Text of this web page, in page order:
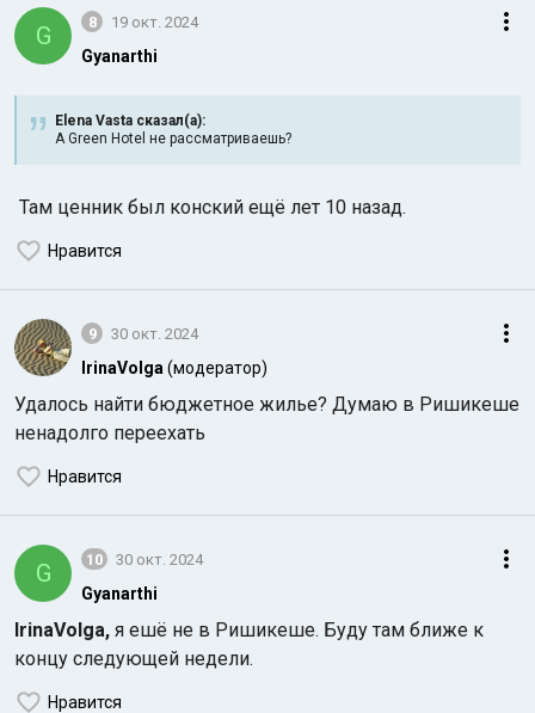
G 8 19 окт. 2024
Gyanarthi
Elena Vasta сказал(а):
А Green Hotel не рассматриваешь?
Там ценник был конский ещё лет 10 назад.
Нравится
9 30 окт. 2024
IrinaVolga (модератор)
Удалось найти бюджетное жилье? Думаю в Ришикеше
ненадолго переехать
Нравится
G 10 30 окт. 2024
Gyanarthi
IrinaVolga, я ешё не в Ришикеше. Буду там ближе к
концу следующей недели.
Нравится